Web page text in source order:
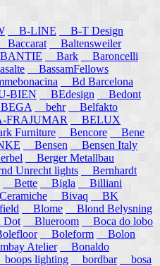
B-LINE
B-T Design
Baccarat
Baltensweiler
Bark
Baroncelli
BassamFellows
Bd Barcelona
BIEN BEdesign
Bedont
behr
Belfakto
BELUX
Furniture Bencore
Bene
Bensen
Bensen Italy
Berger Metallbau
Unrecht lights
Bernhardt
Bette Bigla
Billiani
Bivaq
BK
Blome Blond Belysning
Blueroom
Boca do lobo
Boleform
Bolon
Atelier
Bonaldo
boops lighting bordbar
bosa